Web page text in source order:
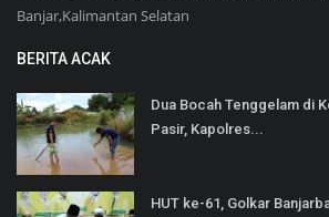
Banjar,Kalimantan Selatan
BERITA ACAK
Dua Bocah Tenggelam di
Pasir, Kapolres...
HUT ke-61, Golkar